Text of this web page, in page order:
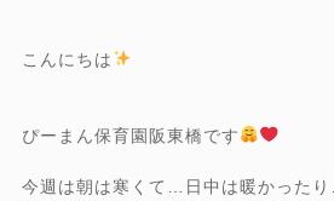
こんにちは
ぴーまん保育園阪東橋です
今週は朝は寒くて…日中は暖かったり